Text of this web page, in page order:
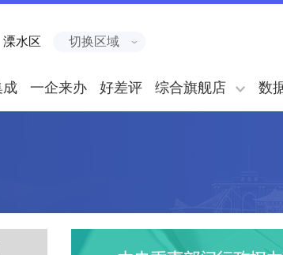
溧水区 切换区域
成 一企来办 好差评 综合旗舰店 数